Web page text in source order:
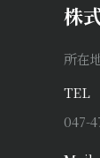
株
所在
TEL
047-